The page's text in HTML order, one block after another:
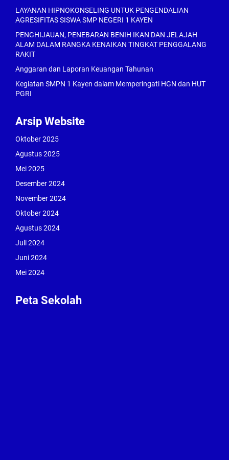
LAYANAN HIPNOKONSELING UNTUK PENGENDALIAN
AGRESIFITAS SISWA SMP NEGERI 1 KAYEN
PENGHIJAUAN, PENEBARAN BENIH IKAN DAN JELAJAH
ALAM DALAM RANGKA KENAIKAN TINGKAT PENGGALANG
RAKIT
Anggaran dan Laporan Keuangan Tahunan
Kegiatan SMPN 1 Kayen dalam Memperingati HGN dan HUT
PGRI
Arsip Website
Oktober 2025
Agustus 2025
Mei 2025
Desember 2024
November 2024
Oktober 2024
Agustus 2024
Juli 2024
Juni 2024
Mei 2024
Peta Sekolah